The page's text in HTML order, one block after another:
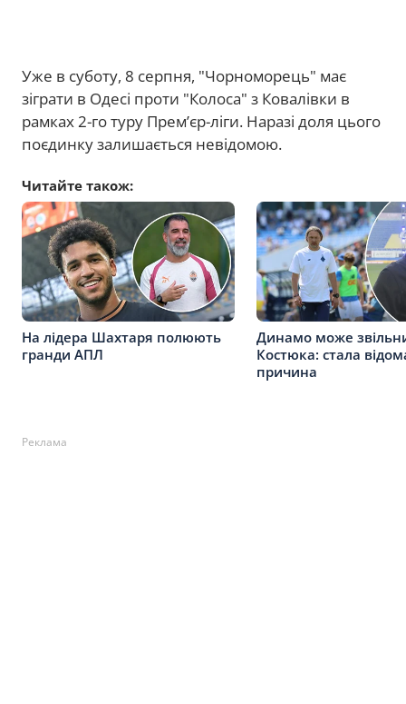
Уже в суботу, 8 серпня, "Чорноморець" має
зіграти в Одесі проти "Колоса" з Ковалівки в
рамках 2-го туру Прем’єр-ліги. Наразі доля цього
поєдинку залишається невідомою.
Читайте також:
На лідера Шахтаря полюють
гранди АПЛ
Динамо може
Костюка: стала
причина
Реклама